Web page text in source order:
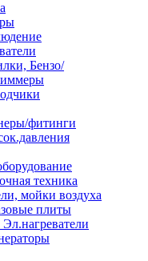
Бензо/
фитинги
техника
мойки воздуха
плиты